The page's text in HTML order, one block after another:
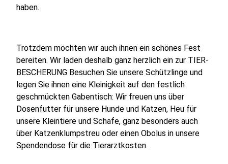
haben.
Trotzdem möchten wir auch ihnen ein schönes Fest
bereiten. Wir laden deshalb ganz herzlich ein zur TIER-
BESCHERUNG Besuchen Sie unsere Schützlinge und
legen Sie ihnen eine Kleinigkeit auf den festlich
geschmückten Gabentisch: Wir freuen uns über
Dosenfutter für unsere Hunde und Katzen, Heu für
unsere Kleintiere und Schafe, ganz besonders auch
über Katzenklumpstreu oder einen Obolus in unsere
Spendendose für die Tierarztkosten.